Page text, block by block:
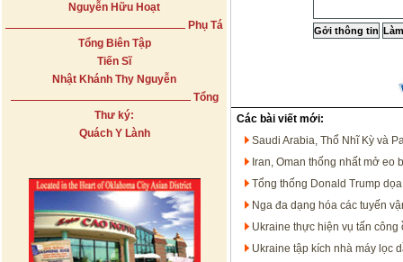
Nguyễn Hữu Hoạt
Phụ Tá
Tổng Biên Tập
Tiến Sĩ
Nhật Khánh Thy Nguyễn
Tổng
Thư ký:
Quách Y Lành
Các bài viết mới:
Saudi Arabia, Thổ Nhĩ Kỳ và
Iran, Oman thống nhất mở eo
Tổng thống Donald Trump
Nga đa dạng hóa các tuyến
Ukraine thực hiện vụ tấn công
Ukraine tập kích nhà máy lọc